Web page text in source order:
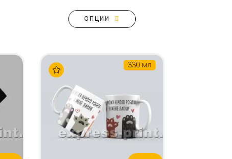
ОПЦИИ
330 мл